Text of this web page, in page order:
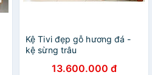
Kệ Tivi đẹp gỗ hương đá -
kệ sừng trâu
13.600.000 đ